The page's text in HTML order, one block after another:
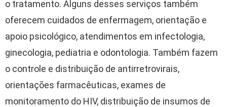
o tratamento. Alguns desses serviços também
oferecem cuidados de enfermagem, orientação e
apoio psicológico, atendimentos em infectologia,
ginecologia, pediatria e odontologia. Também fazem
o controle e distribuição de antirretrovirais,
orientações farmacêuticas, exames de
monitoramento do HIV, distribuição de insumos de